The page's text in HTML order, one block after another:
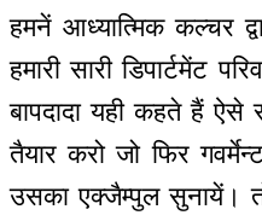
हमनें आध्यात्मिक कल्चर
हमारी सारी डिपार्टमेंट
बापदादा यही कहते हैं
तैयार करो जो फिर
उसका एक्जैम्पुल सुनायें।